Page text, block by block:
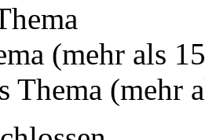
(mehr als
Thema (mehr